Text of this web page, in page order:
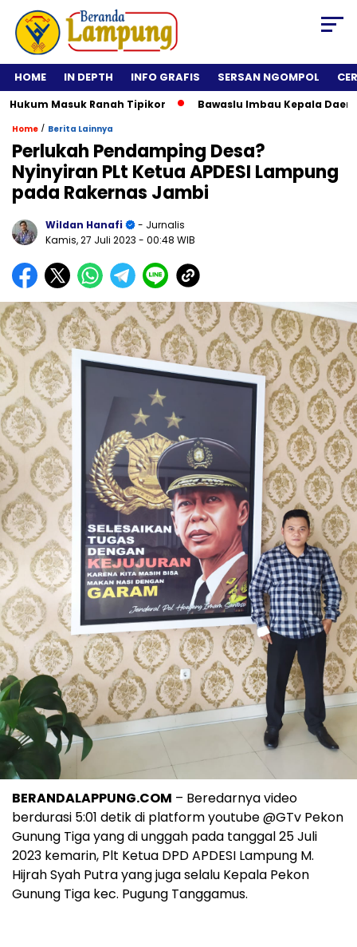
HOME IN DEPTH INFO GRAFIS SERSAN NGOMPOL
Masuk Ranah Tipikor Bawaslu Imbau Kepala Daerah
Home / Berita Lainnya
Perlukah Pendamping Desa?
Nyinyiran PLt Ketua APDESI Lampung
pada Rakernas Jambi
Wildan Hanafi
- Jurnalis
Kamis, 27 Juli 2023 - 00:48 WIB
BERANDALAPPUNG.COM – Beredarnya video
berdurasi 5:01 detik di platform youtube @GTv Pekon
Gunung Tiga yang di unggah pada tanggal 25 Juli
2023 kemarin, Plt Ketua DPD APDESI Lampung M.
Hijrah Syah Putra yang juga selalu Kepala Pekon
Gunung Tiga kec. Pugung Tanggamus.